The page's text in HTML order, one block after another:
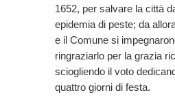
1652, per salvare la città
epidemia di peste; da
e il Comune si
ringraziarlo per la grazia
sciogliendo il voto
quattro giorni di festa.